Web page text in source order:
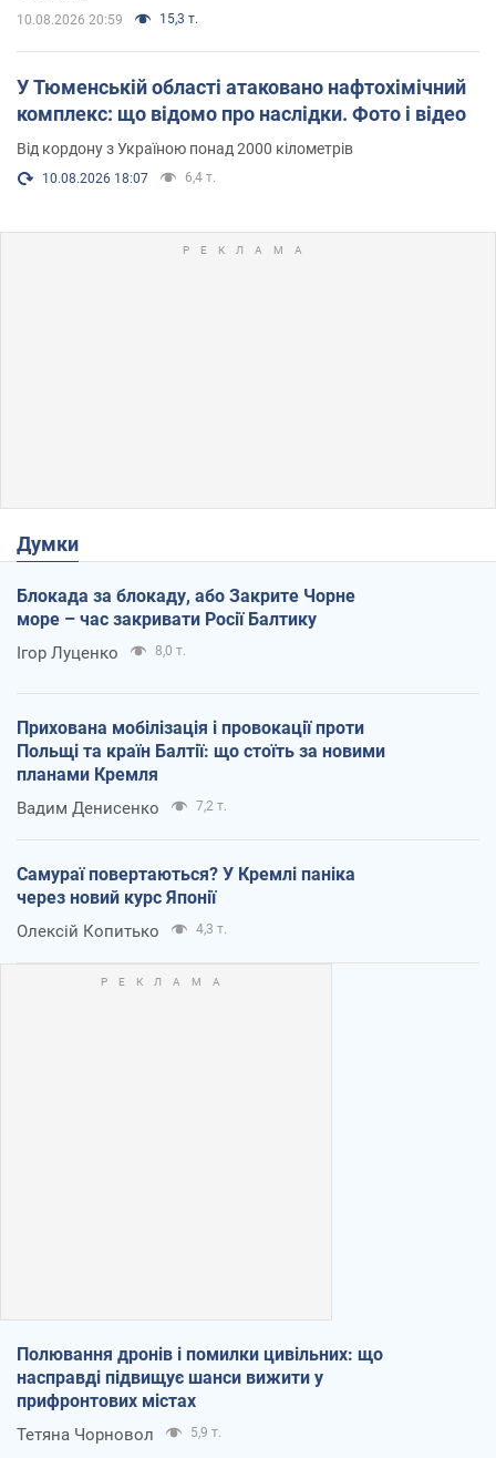
10.08.2026 20:59 15,3 т.
У Тюменській області атаковано нафтохімічний
комплекс: що відомо про наслідки. Фото і відео
Від кордону з Україною понад 2000 кілометрів
10.08.2026 18:07 6,4 т.
Думки
Блокада за блокаду, або Закрите Чорне
море – час закривати Росії Балтику
Ігор Луценко 8,0 т.
Прихована мобілізація і провокації проти
Польщі та країн Балтії: що стоїть за новими
планами Кремля
Вадим Денисенко 7,2 т.
Самураї повертаються? У Кремлі паніка
через новий курс Японії
Олексій Копитько 4,3 т.
Полювання дронів і помилки цивільних: що
насправді підвищує шанси вижити у
прифронтових містах
Тетяна Чорновол 5,9 т.